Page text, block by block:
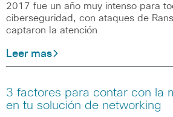
2017 fue un año muy intenso para
ciberseguridad, con ataques de
captaron la atención
Leer mas
3 factores para contar con la
en tu solución de networking